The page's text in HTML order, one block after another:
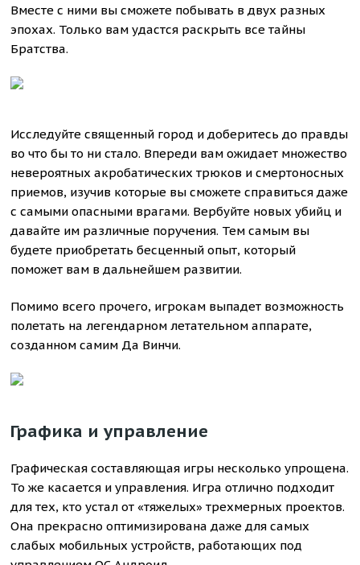
Вместе с ними вы сможете побывать в двух разных
эпохах. Только вам удастся раскрыть все тайны
Братства.
Исследуйте священный город и доберитесь до правды
во что бы то ни стало. Впереди вам ожидает множество
невероятных акробатических трюков и смертоносных
приемов, изучив которые вы сможете справиться даже
с самыми опасными врагами. Вербуйте новых убийц и
давайте им различные поручения. Тем самым вы
будете приобретать бесценный опыт, который
поможет вам в дальнейшем развитии.
Помимо всего прочего, игрокам выпадет возможность
полетать на легендарном летательном аппарате,
созданном самим Да Винчи.
Графика и управление
Графическая составляющая игры несколько упрощена.
То же касается и управления. Игра отлично подходит
для тех, кто устал от «тяжелых» трехмерных проектов.
Она прекрасно оптимизирована даже для самых
слабых мобильных устройств, работающих под